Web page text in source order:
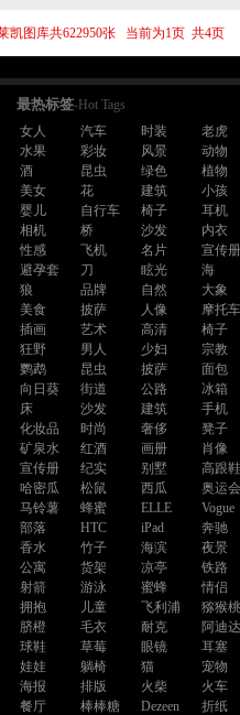
凯图库共622950张 当前为1页 共4
最热标签-Hot Tags
女人
汽车 时装
老虎
水果
彩妆 风景
动物
酒
昆虫 绿色
植物
美女
花 建筑
小孩
婴儿
自行车 椅子
耳机
相机
桥 沙发
内衣
性感
飞机 名片
宣传册
避孕套
刀 眩光
海
狼
品牌 自然
大象
美食
披萨 人像
摩托车
插画
艺术 高清
椅子
狂野
男人 少妇
宗教
鹦鹉
昆虫 披萨
面包
向日葵
街道 公路
冰箱
床
沙发 建筑
手机
化妆品
时尚 奢侈
凳子
矿泉水
红酒 画册
肖像
宣传册
纪实 别墅
高跟鞋
哈密瓜
松鼠 西瓜
奥运会
马铃薯
蜂蜜 ELLE
Vogue
部落
HTC iPad
奔驰
香水
竹子 海滨
夜景
公寓
货架 凉亭
铁路
射箭
游泳 蜜蜂
情侣
拥抱
儿童 飞利浦
猕猴桃
脐橙
毛衣 耐克
阿迪
球鞋
草莓 眼镜
耳塞
娃娃
躺椅 猫
宠物
海报
排版 火柴
火车
餐厅
棒棒糖 Dezeen
折纸